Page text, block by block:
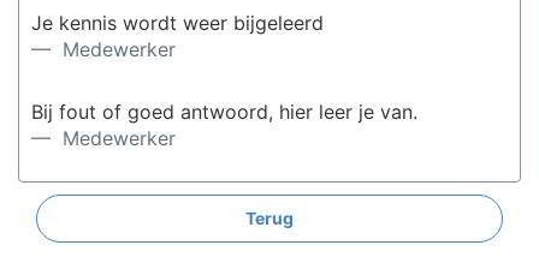
Je kennis wordt weer bijgeleerd
— Medewerker
Bij fout of goed antwoord, hier leer je van.
— Medewerker
Het is kort en krachtig!
— Verzorgende
Terug